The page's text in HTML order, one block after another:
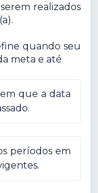
realizados
quando seu
meta e até
que a data
períodos em